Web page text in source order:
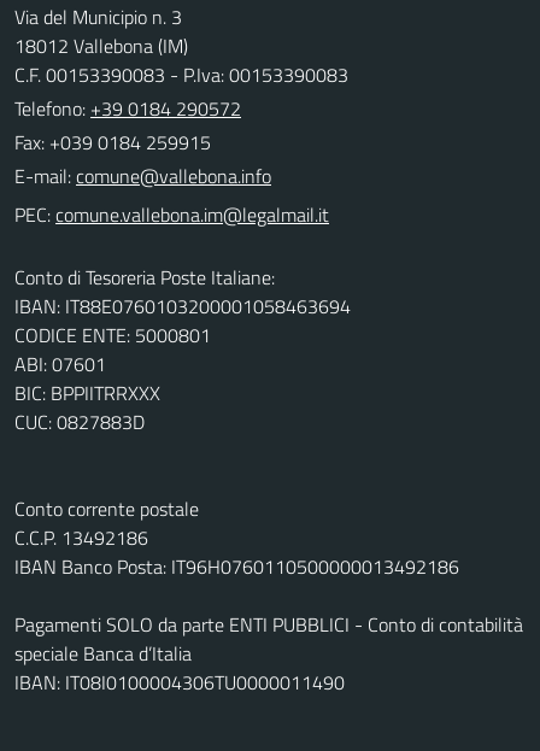
Via del Municipio n. 3
18012 Vallebona (IM)
C.F. 00153390083 - P.Iva: 00153390083
Telefono: +39 0184 290572
Fax: +039 0184 259915
E-mail:
PEC:
Conto di Tesoreria Poste Italiane:
IBAN: IT88E0760103200001058463694
CODICE ENTE: 5000801
ABI: 07601
BIC: BPPIITRRXXX
CUC: 0827883D
Conto corrente postale
C.C.P. 13492186
IBAN Banco Posta: IT96H0760110500000013492186
Pagamenti SOLO da parte ENTI PUBBLICI - Conto di contabilità
speciale Banca d’Italia
IBAN: IT08I0100004306TU0000011490